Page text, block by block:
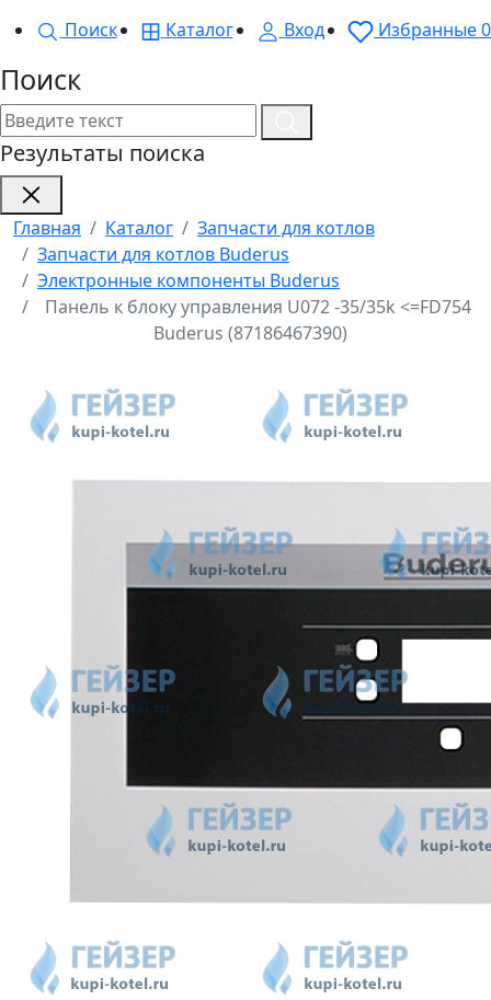
Поиск
Каталог Вход Избранные0
Поиск
Результаты поиска
Главная Каталог
Запчасти для котлов
Запчасти для котлов Buderus
Электронные компоненты Buderus
Панель к блоку управления U072 -35/35k <=FD754
Buderus (87186467390)